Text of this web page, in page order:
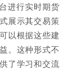
进行实时期货
展示其交易策
以根据这些建
。这种形式不
了学习和交流